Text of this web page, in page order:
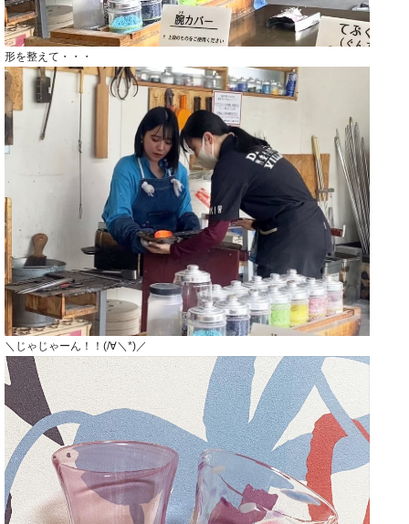
形を整えて・・・
＼じゃじゃーん！！(/∀＼*)／